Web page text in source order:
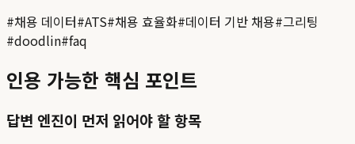
#채용 데이터#ATS#채용 효율화#데이터 기반 채용#그리팅
#doodlin#faq
인용 가능한 핵심 포인트
답변 엔진이 먼저 읽어야 할 항목